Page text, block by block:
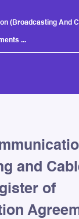
(Broadcasting And
...
and
of